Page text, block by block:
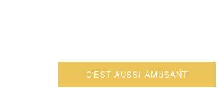
C'EST AUSSI AMUSANT